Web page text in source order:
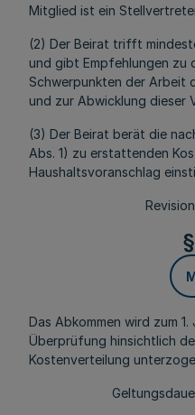
Mitglied ist ein
(2) Der Beirat trifft
und gibt Empfehlungen zu
Schwerpunkten der Arbeit
und zur Abwicklung dieser
(3) Der Beirat berät die
Abs. 1) zu erstattenden
Haushaltsvoranschlag
Das Abkommen wird zum
Überprüfung hinsichtlich
Kostenverteilung